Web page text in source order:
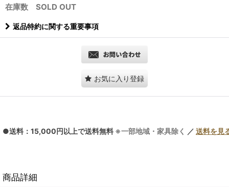
在庫数 SOLD OUT
返品特約に関する重要事項
お気に入り登録
●送料：15,000円以上で送料無料 ※一部地域・家具除く ／ 送料を見
商品詳細